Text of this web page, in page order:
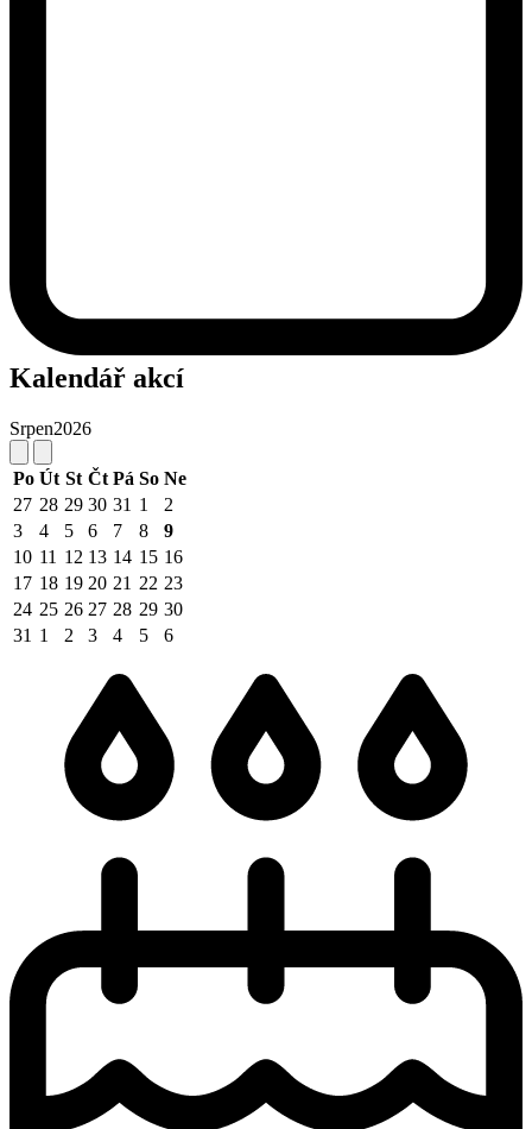
Kalendář akcí
Srpen2026
Po Út St Čt Pá So Ne
27 28 29 30 31 1
2
3
4 5 6 7 8
9
10 11 12 13 14 15 16
17 18 19 20 21 22 23
24 25 26 27 28 29 30
31 1 2 3 4 5 6